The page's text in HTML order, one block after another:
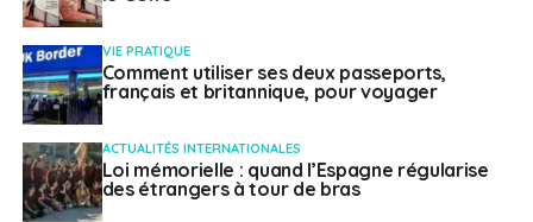
SUJETS ASSOCIÉS: AIRBUS
ETATS-UNIS
EUROPE
A SUIVRE
Evasion fiscale : un pas de plus vers la
transparence
NE RATEZ PAS
VIE PRATIQUE
Comment utiliser ses deux passeports,
français et britannique, pour voyager
ACTUALITÉS INTERNATIONALES
Loi mémorielle : quand l’Espagne régularise
des étrangers à tour de bras